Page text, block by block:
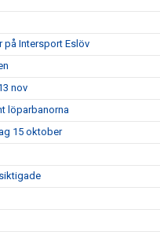
Intersport Eslöv
nov
löparbanorna
15 oktober